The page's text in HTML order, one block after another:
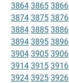
3864 3865 3866
3874 3875 3876
3884 3885 3886
3894 3895 3896
3904 3905 3906
3914 3915 3916
3924 3925 3926